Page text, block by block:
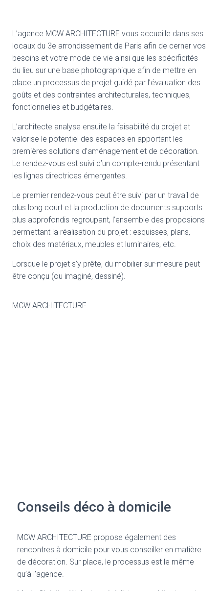
L’agence MCW ARCHITECTURE vous accueille dans ses
locaux du 3e arrondissement de Paris afin de cerner vos
besoins et votre mode de vie ainsi que les spécificités
du lieu sur une base photographique afin de mettre en
place un processus de projet guidé par l’évaluation des
goûts et des contraintes architecturales, techniques,
fonctionnelles et budgétaires.
L’architecte analyse ensuite la faisabilité du projet et
valorise le potentiel des espaces en apportant les
premières solutions d’aménagement et de décoration.
Le rendez-vous est suivi d’un compte-rendu présentant
les lignes directrices émergentes.
Le premier rendez-vous peut être suivi par un travail de
plus long court et la production de documents supports
plus approfondis regroupant, l’ensemble des proposions
permettant la réalisation du projet : esquisses, plans,
choix des matériaux, meubles et luminaires, etc.
Lorsque le projet s’y prête, du mobilier sur-mesure peut
être conçu (ou imaginé, dessiné).
MCW ARCHITECTURE
Conseils déco à domicile
MCW ARCHITECTURE propose également des
rencontres à domicile pour vous conseiller en matière
de décoration. Sur place, le processus est le même
qu’à l’agence.